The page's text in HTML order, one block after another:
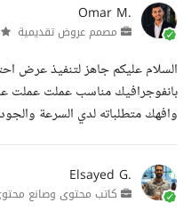
Omar M.
مصمم عروض تقديمية
السلام عليكم جاهز لتنفيذ عرض
بانفوجرافيك مناسب عملت عملت
وافهك متطلباته لدي السرعة
Elsayed G.
كاتب محتوى وصانع